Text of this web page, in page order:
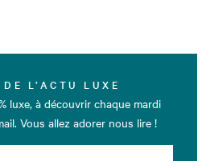
L’ACTU LUXE
luxe, à découvrir chaque mardi
Vous allez adorer nous lire !